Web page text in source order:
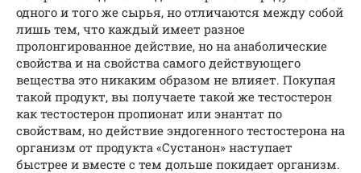
одного и того же сырья, но отличаются между собой
лишь тем, что каждый имеет разное
пролонгированное действие, но на анаболические
свойства и на свойства самого действующего
вещества это никаким образом не влияет. Покупая
такой продукт, вы получаете такой же тестостерон
как тестостерон пропионат или энантат по
свойствам, но действие эндогенного тестостерона на
организм от продукта «Сустанон» наступает
быстрее и вместе с тем дольше покидает организм.